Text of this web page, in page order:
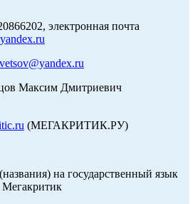
электронная почта
Максим Дмитриевич
(МЕГАКРИТИК.РУ)
на государственный язык